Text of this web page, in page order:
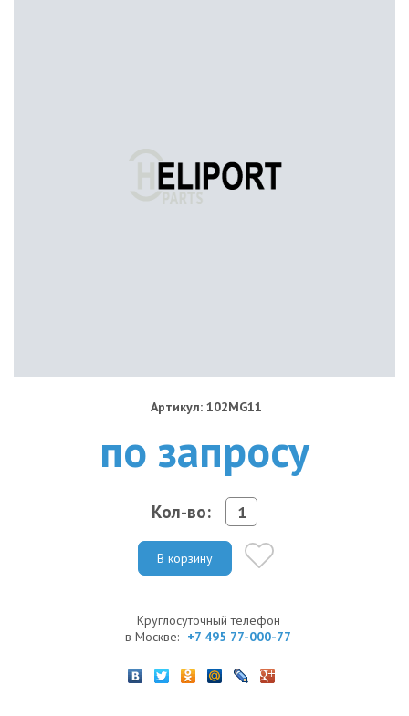
Артикул: 102MG11
по запросу
Кол-во:
В корзину
Круглосуточный телефон
в Москве: +7 495 77-000-77